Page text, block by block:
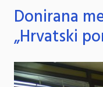
Donirana
„Hrvatski